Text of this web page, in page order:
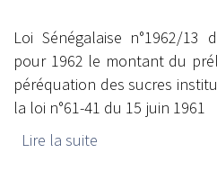
Loi Sénégalaise n°1962/
pour 1962 le montant du
péréquation des sucres
la loi n°61-41 du 15 juin 1961
Lire la suite